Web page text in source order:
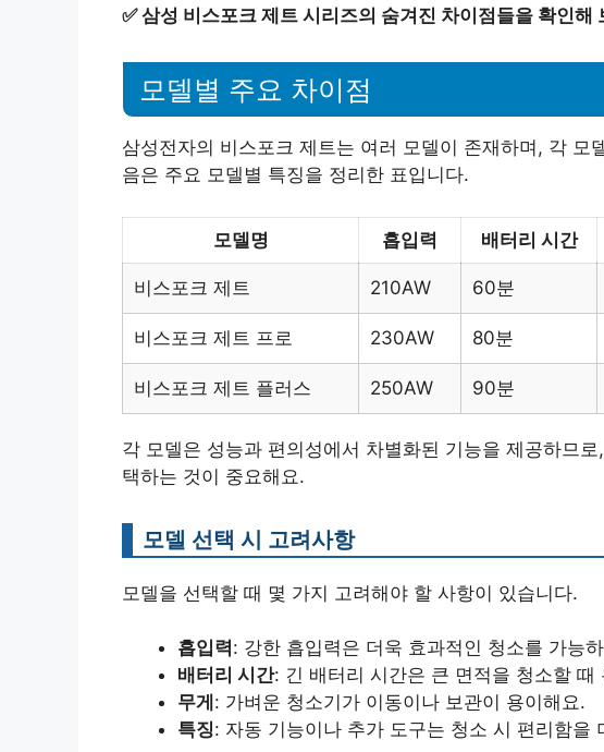
✅삼성 비스포크 제트 시리즈의 숨겨진 차이점들을 확인해
모델별 주요 차이점
삼성전자의 비스포크 제트는 여러 모델이 존재하며, 각 모
음은 주요 모델별 특징을 정리한 표입니다.
모델명 흡입력 배터리 시간
비스포크 제트 210AW 60분
비스포크 제트 프로 230AW 80분
비스포크 제트 플러스 250AW 90분
각 모델은 성능과 편의성에서 차별화된 기능을 제공하므
택하는 것이 중요해요.
모델 선택 시 고려사항
모델을 선택할 때 몇 가지 고려해야 할 사항이 있습니다.
흡입력: 강한 흡입력은 더욱 효과적인 청소를 가능
배터리 시간: 긴 배터리 시간은 큰 면적을 청소할 때
무게 : 가벼운 청소기가 이동이나 보관이 용이해요.
특징: 자동 기능이나 추가 도구는 청소 시 편리함을